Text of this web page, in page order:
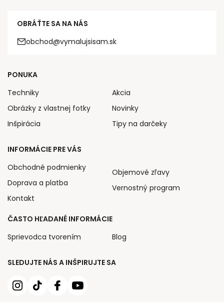
OBRÁŤTE SA NA NÁS
obchod@vymalujsisam.sk
SLEDUJTE NÁS A INŠPIRUJTE SA
PONUKA
Techniky
Obrázky z vlastnej fotky
Inšpirácia
Akcia
Novinky
Tipy na darčeky
INFORMÁCIE PRE VÁS
Obchodné podmienky
Doprava a platba
Kontakt
Objemové zľavy
Vernostný program
ČASTO HĽADANÉ INFORMÁCIE
Sprievodca tvorením
Blog